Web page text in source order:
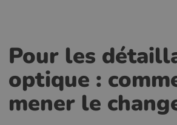
Pour les
optique :
mener le